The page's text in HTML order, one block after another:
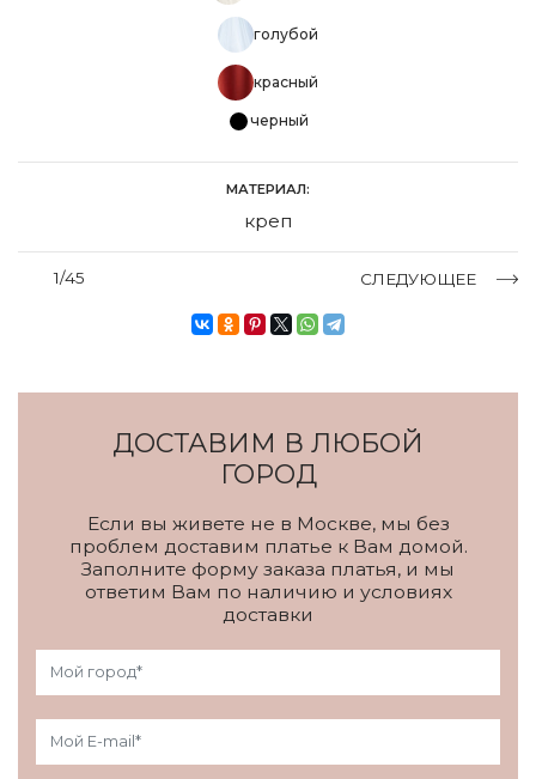
голубой
красный
черный
МАТЕРИАЛ:
креп
1/45 СЛЕДУЮЩЕЕ
ДОСТАВИМ В ЛЮБОЙ
ГОРОД
Если вы живете не в Москве, мы без
проблем доставим платье к Вам домой.
Заполните форму заказа платья, и мы
ответим Вам по наличию и условиях
доставки